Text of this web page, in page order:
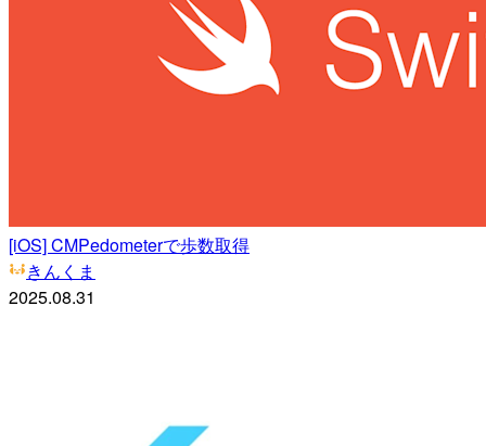
[iOS] CMPedometerで歩数取得
きんくま
2025.08.31